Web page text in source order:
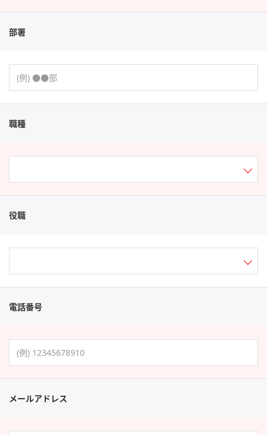
部署
職種
役職
電話番号
メールアドレス